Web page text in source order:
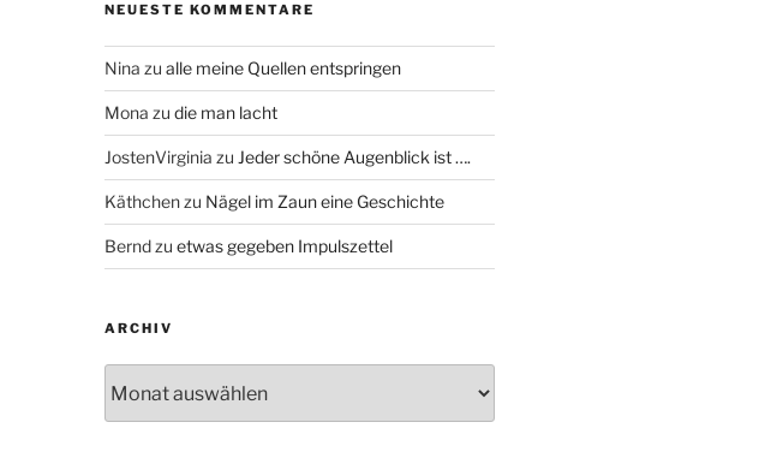
NEUESTE KOMMENTARE
Nina zu alle meine Quellen entspringen
Mona zu die man lacht
JostenVirginia zu Jeder schöne Augenblick ist ….
Käthchenzu Nägel im Zaun eine Geschichte
Berndzu etwas gegeben Impulszettel
ARCHIV